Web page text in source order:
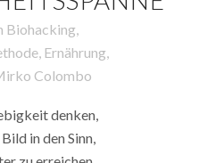
Biohacking,
, Ernährung,
Colombo
denken,
in den Sinn,